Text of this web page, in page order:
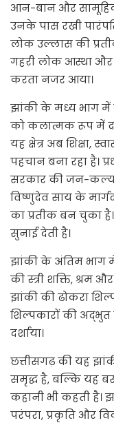
आन-बान और
उनके पास रखी
लोक उल्लास की
गहरी लोक आस्था और
करता नजर आया।
झांकी के मध्य भाग में
को कलात्मक रूप में
यह क्षेत्र अब शिक्षा,
पहचान बना रहा है।
सरकार की जन-
विष्णुदेव साय के
का प्रतीक बन चुका
सुनाई देती है।
झांकी के अंतिम भाग में
की स्त्री शक्ति, श्रम
झांकी की ढोकरा
शिल्पकारों की
दर्शाया।
छत्तीसगढ़ की यह
समृद्ध है, बल्कि यह
कहानी भी कहती है।
परंपरा, प्रकृति और